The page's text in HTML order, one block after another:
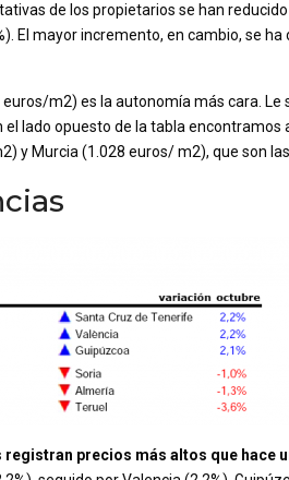
de los propietarios se han
El mayor incremento, en cambio, se
euros/m2) es la autonomía más cara.
el lado opuesto de la tabla
y Murcia (1.028 euros/ m2), que son
registran precios más altos que hace